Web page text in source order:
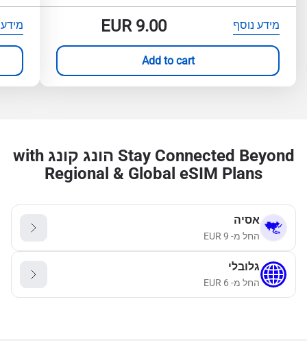
מידע נוסף EUR9.00
Add to cart
Stay Connected Beyond הונג קונג with
Regional & Global eSIM Plans
אסיה
החל מ- EUR 9
גלובלי
החל מ- EUR 6